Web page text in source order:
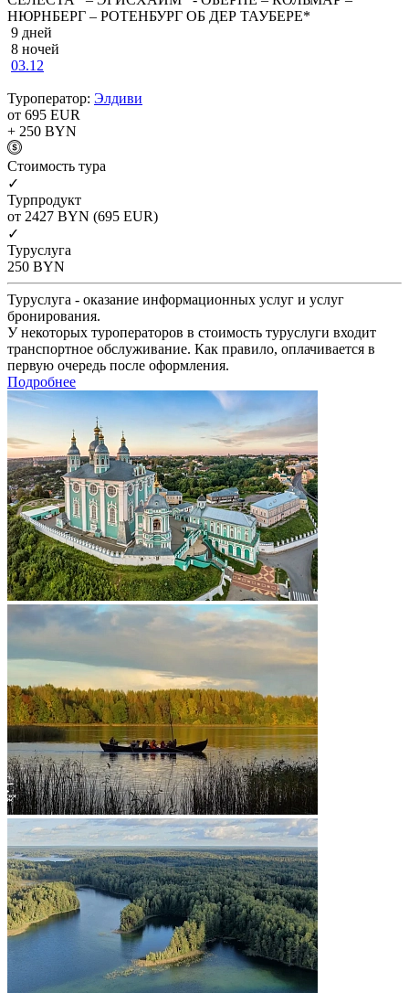
НЮРНБЕРГ – РОТЕНБУРГ ОБ ДЕР ТАУБЕРЕ*
9 дней
8 ночей
03.12
Туроператор: Элдиви
от 695 EUR
+ 250 BYN
Cтоимость тура
✓
Турпродукт
от 2427 BYN (695 EUR)
✓
Туруслуга
250 BYN
Туруслуга - оказание информационных услуг и услуг
бронирования.
У некоторых туроператоров в стоимость туруслуги входит
транспортное обслуживание. Как правило, оплачивается в
первую очередь после оформления.
Подробнее